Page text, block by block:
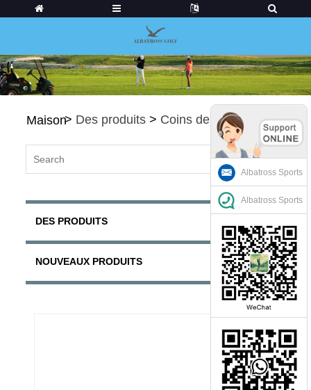
Maison> Des produits > Coins de golf
DES PRODUITS
NOUVEAUX PRODUITS
Albatross Sports
Albatross Sports